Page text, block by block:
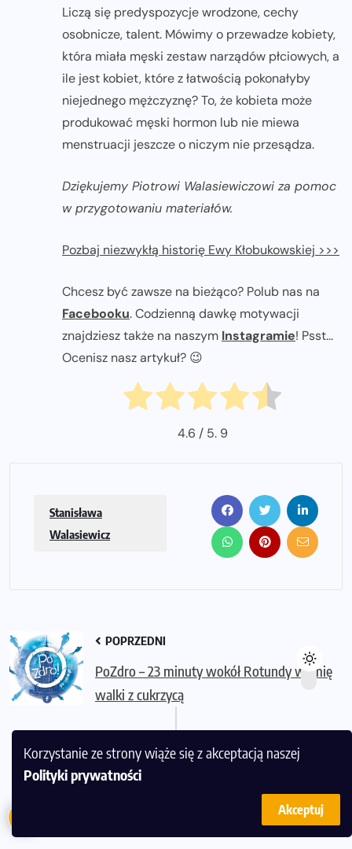
Korzystanie ze strony wiąże się z akceptacją naszej
Polityki prywatności
Akceptuj
Liczą się predyspozycje wrodzone, cechy
osobnicze, talent. Mówimy o przewadze kobiety,
która miała męski zestaw narządów płciowych, a
ile jest kobiet, które z łatwością pokonałyby
niejednego mężczyznę? To, że kobieta może
produkować męski hormon lub nie miewa
menstruacji jeszcze o niczym nie przesądza.
Dziękujemy Piotrowi Walasiewiczowi za pomoc
w przygotowaniu materiałów.
Pozbaj niezwykłą historię Ewy Kłobukowskiej >>>
Chcesz być zawsze na bieżąco? Polub nas na
Facebooku. Codzienną dawkę motywacji
znajdziesz także na naszym Instagramie! Psst...
Ocenisz nasz artykuł? 😉
4.6 / 5. 9
Stanisława
Walasiewicz
POPRZEDNI
PoZdro – 23 minuty wokół Rotundy w imię
walki z cukrzycą
NASTĘPNY
Biegiem na Majdan. Weź udział w Treningu